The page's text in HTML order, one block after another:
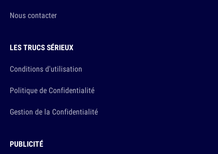
Nous contacter
LES TRUCS SÉRIEUX
Conditions d'utilisation
Politique de Confidentialité
Gestion de la Confidentialité
PUBLICITÉ